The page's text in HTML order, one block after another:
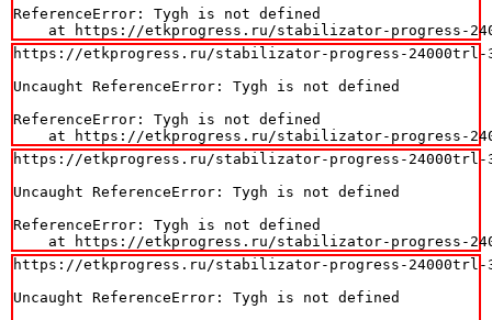
ReferenceError: Tygh is not defined
at https://etkprogress.ru/stabilizator-progress-
https://etkprogress.ru/stabilizator-progress-24000trl-3/
Uncaught ReferenceError: Tygh is not defined
ReferenceError: Tygh is not defined
at https://etkprogress.ru/stabilizator-progress-
https://etkprogress.ru/stabilizator-progress-24000trl-3/
Uncaught ReferenceError: Tygh is not defined
ReferenceError: Tygh is not defined
at https://etkprogress.ru/stabilizator-progress-
https://etkprogress.ru/stabilizator-progress-24000trl-3/
Uncaught ReferenceError: Tygh is not defined